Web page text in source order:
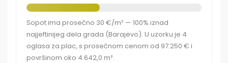
Sopot ima prosečno 30 €/m² — 100% iznad
najjeftinijeg dela grada (Barajevo). U uzorku je 4
oglasa za plac, s prosečnom cenom od 97.250 € i
površinom oko 4.642,0 m².